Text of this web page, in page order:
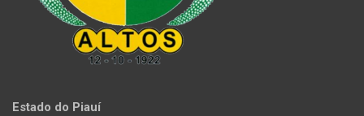
Estado do Piauí